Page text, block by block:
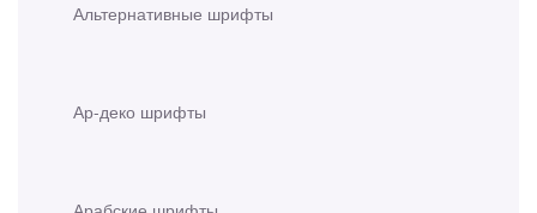
Альтернативные шрифты
Ар-деко шрифты